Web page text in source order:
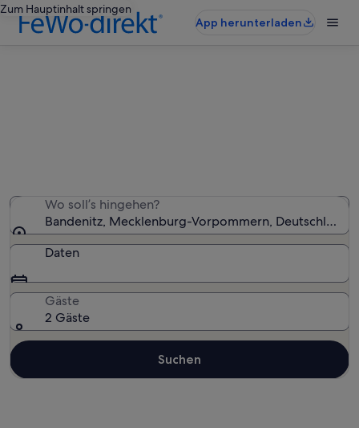
Zum Hauptinhalt springen
App herunterladen
Wo soll’s hingehen?
Bandenitz, Mecklenburg-Vorpommern, Deutschland
Daten
Gäste
2 Gäste
Suchen